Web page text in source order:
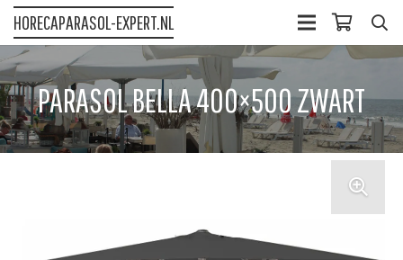
HORECAPARASOL-EXPERT.NL
PARASOL BELLA 400×500 ZWART